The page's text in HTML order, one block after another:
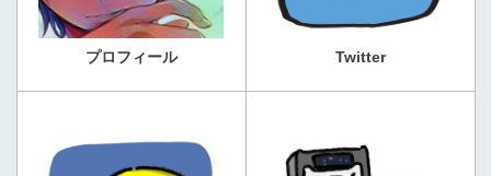
プロフィール Twitter